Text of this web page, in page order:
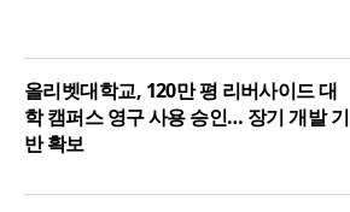
올리벳대학교, 120만 평 리버사이드 대
학 캠퍼스 영구 사용 승인… 장기 개발 기
반 확보